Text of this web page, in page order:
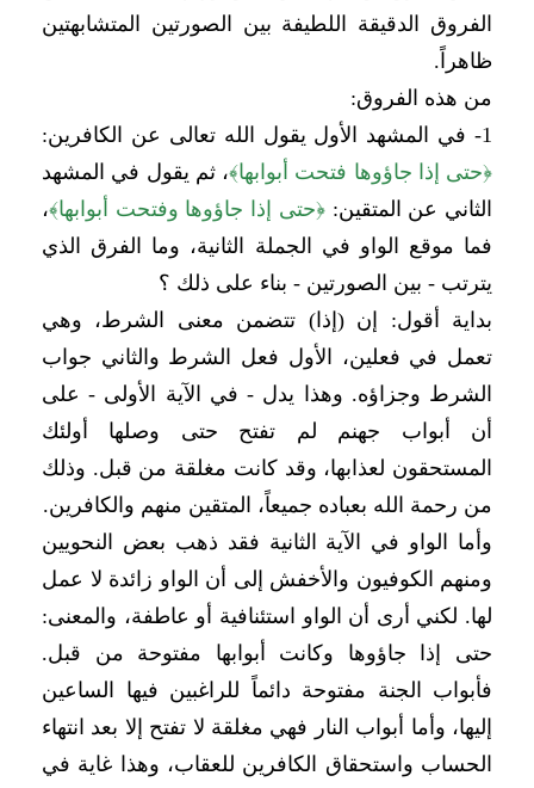
الفروق الدقيقة اللطيفة بين الصورتين المتشابهتين
ظاهراً.
من هذه الفروق:
1- في المشهد الأول يقول الله تعالى عن الكافرين:
﴿حتى إذا جاؤوها فتحت أبوابها﴾، ثم يقول في المشهد
الثاني عن المتقين:﴿حتى إذا جاؤوها وفتحت أبوابها﴾،
فما موقع الواو في الجملة الثانية، وما الفرق الذي
يترتب - بين الصورتين - بناء على ذلك ؟
بداية أقول: إن (إذا) تتضمن معنى الشرط، وهي
تعمل في فعلين، الأول فعل الشرط والثاني جواب
الشرط وجزاؤه. وهذا يدل - في الآية الأولى - على
أن أبواب جهنم لم تفتح حتى وصلها أولئك
المستحقون لعذابها، وقد كانت مغلقة من قبل. وذلك
من رحمة الله بعباده جميعاً، المتقين منهم والكافرين.
وأما الواو في الآية الثانية فقد ذهب بعض النحويين
ومنهم الكوفيون والأخفش إلى أن الواو زائدة لا عمل
لها. لكني أرى أن الواو استئنافية أو عاطفة، والمعنى:
حتى إذا جاؤوها وكانت أبوابها مفتوحة من قبل.
فأبواب الجنة مفتوحة دائماً للراغبين فيها الساعين
إليها، وأما أبواب النار فهي مغلقة لا تفتح إلا بعد انتهاء
الحساب واستحقاق الكافرين للعقاب، وهذا غاية في